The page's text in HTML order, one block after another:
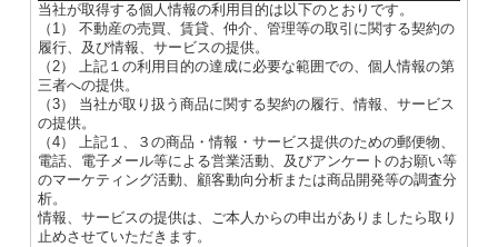
当社が取得する個人情報の利用目的は以下のとおりです。
（1） 不動産の売買、賃貸、仲介、管理等の取引に関する契約の
履行、及び情報、サービスの提供。
（2） 上記１の利用目的の達成に必要な範囲での、個人情報の第
三者への提供。
（3） 当社が取り扱う商品に関する契約の履行、情報、サービス
の提供。
（4） 上記１、３の商品・情報・サービス提供のための郵便物、
電話、電子メール等による営業活動、及びアンケートのお願い等
のマーケティング活動、顧客動向分析または商品開発等の調査分
析。
情報、サービスの提供は、ご本人からの申出がありましたら取り
止めさせていただきます。